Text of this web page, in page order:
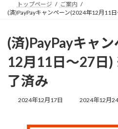
トップページ
ご案内
(済)PayPayキャンペーン(2024年12月11
(済)PayPayキャ
12月11日〜27日
了済み
2024年12月17日
最
新
2024年12月